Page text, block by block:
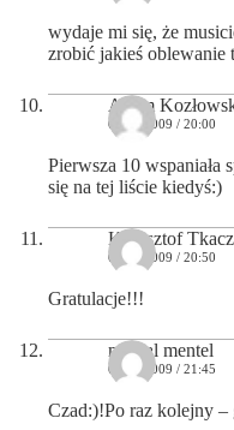
wydaje mi się, że
zrobić jakieś oblewanie
Adam
05/05/2009 / 20:00
Pierwsza 10 wspaniała
się na tej liście kiedyś:)
Krzysztof Tkacz
05/05/2009 / 20:50
Gratulacje!!!
michal mentel
05/05/2009 / 21:45
Czad:)!Po raz kolejny –